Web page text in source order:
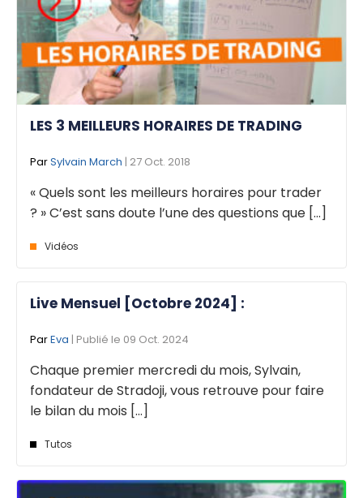
LES 3 MEILLEURS HORAIRES DE TRADING
ParSylvain March | 27 Oct. 2018
« Quels sont les meilleurs horaires pour trader
? » C’est sans doute l’une des questions que [...]
Vidéos
Live Mensuel [Octobre 2024] :
ParEva | Publié le 09 Oct. 2024
Chaque premier mercredi du mois, Sylvain,
fondateur de Stradoji, vous retrouve pour faire
le bilan du mois [...]
Tutos